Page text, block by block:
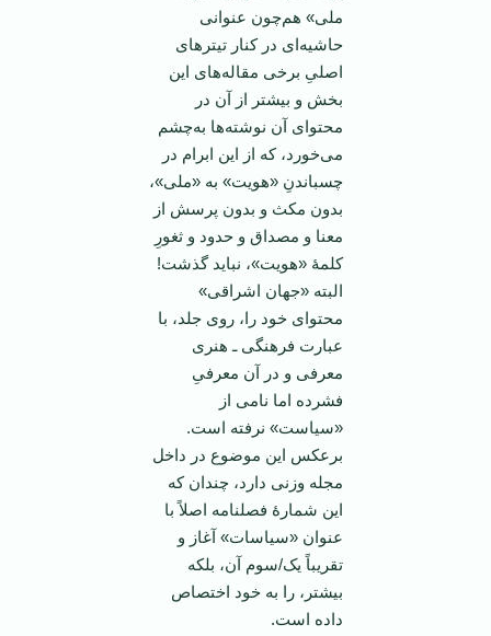
ملی» هم‌چون عنوانی
حاشیه‌ای در کنار تیترهای
اصلیِ برخی مقاله‌های این
بخش و بیشتر از آن در
محتوای آن نوشته‌ها به‌چشم
می‌خورد، که از این ابرام در
چسباندنِ «هویت» به «ملی»،
بدون مکث و بدون پرسش از
معنا و مصداق و حدود و ثغورِ
کلمۀ «هویت»، نباید گذشت!
البته «جهان اشراقی»
محتوای خود را، روی جلد، با
عبارت فرهنگی ـ هنری
معرفی و در آن معرفیِ
فشرده اما نامی از
«سیاست» نرفته است.
برعکس این موضوع در داخل
مجله وزنی دارد، چندان که
این شمارۀ فصلنامه اصلاً با
عنوان «سیاسات» آغاز و
تقریباً یک/سوم آن، بلکه
بیشتر، را به خود اختصاص
داده است.